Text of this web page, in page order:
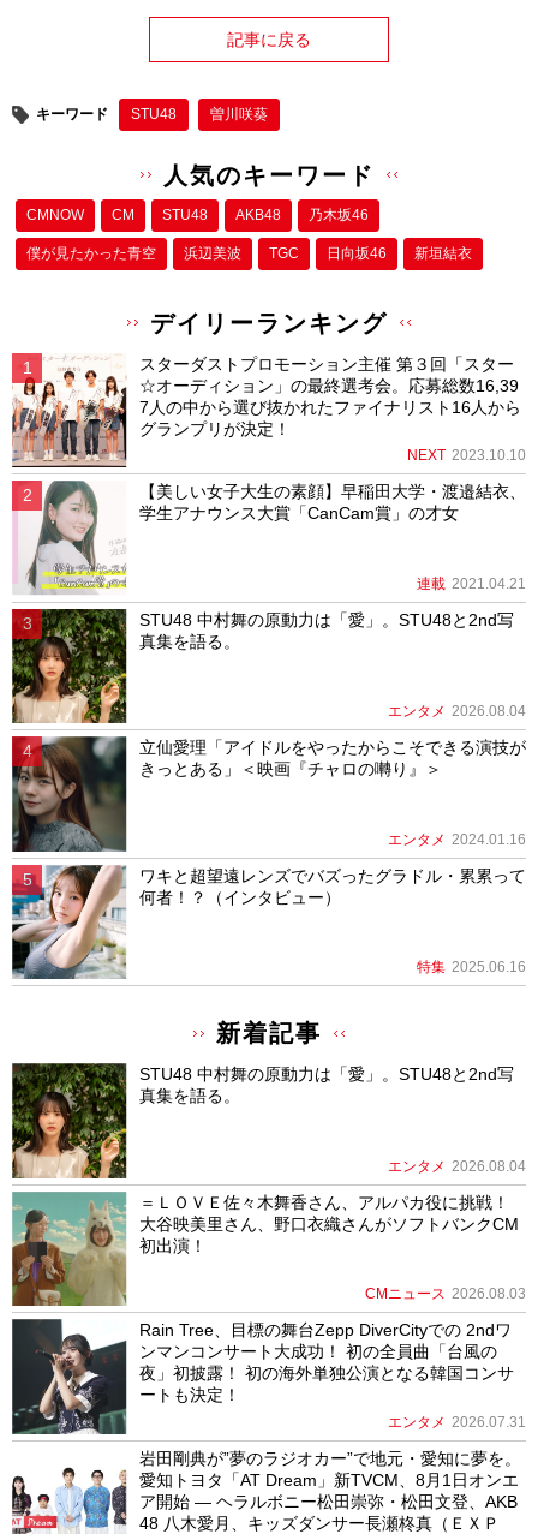
記事に戻る
キーワード STU48 曽川咲葵
人気のキーワード
CMNOW CM STU48 AKB48 乃木坂46
僕が⾒たかった⻘空 浜辺美波 TGC 日向坂46 新垣結衣
デイリーランキング
スターダストプロモーション主催 第３回「スター
☆オーディション」の最終選考会。応募総数16,39
7人の中から選び抜かれたファイナリスト16人から
グランプリが決定！
NEXT 2023.10.10
【美しい女子大生の素顔】早稲田大学・渡邉結衣、
学生アナウンス大賞「CanCam賞」の才女
連載 2021.04.21
STU48 中村舞の原動力は「愛」。STU48と2nd写
真集を語る。
エンタメ 2026.08.04
立仙愛理「アイドルをやったからこそできる演技が
きっとある」＜映画『チャロの囀り』＞
エンタメ 2024.01.16
ワキと超望遠レンズでバズったグラドル・累累って
何者！？（インタビュー）
特集 2025.06.16
新着記事
STU48 中村舞の原動力は「愛」。STU48と2nd写
真集を語る。
エンタメ 2026.08.04
＝ＬＯＶＥ佐々木舞香さん、アルパカ役に挑戦！
大谷映美里さん、野口衣織さんがソフトバンクCM
初出演！
CMニュース 2026.08.03
Rain Tree、目標の舞台Zepp DiverCityでの 2ndワ
ンマンコンサート大成功！ 初の全員曲「台風の
夜」初披露！ 初の海外単独公演となる韓国コンサ
ートも決定！
エンタメ 2026.07.31
岩田剛典が”夢のラジオカー”で地元・愛知に夢を。
愛知トヨタ「AT Dream」新TVCM、8月1日オンエ
ア開始 ― ヘラルボニー松田崇弥・松田文登、AKB
48 八木愛月、キッズダンサー長瀬柊真（ＥＸＰ